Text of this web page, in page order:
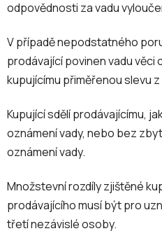
odpovědnosti za vadu
V případě nepodstatného
prodávající povinen vadu
kupujícímu přiměřenou slevu z
Kupující sdělí prodávajícímu,
oznámení vady, nebo bez
oznámení vady.
Množstevní rozdíly zjištěné
prodávajícího musí být pro
třetí nezávislé osoby.